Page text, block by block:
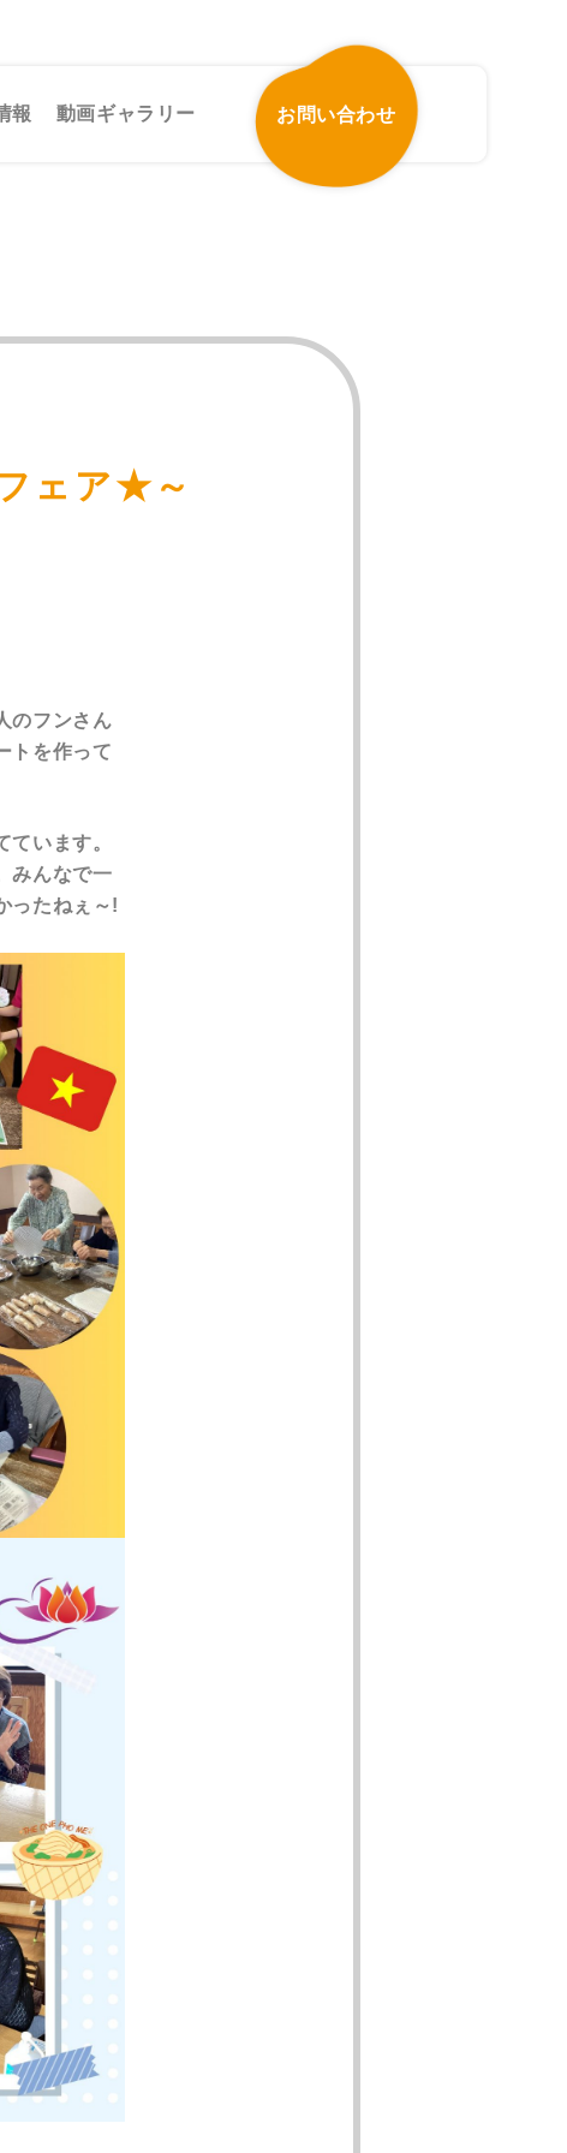
報 動画ギャラリー お問い合わせ
ェア★～
のフンさん
トを作って
います。
みんなで一
ったねぇ～!